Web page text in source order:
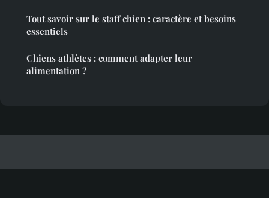
Tout savoir sur le staff chien : caractère et besoins
essentiels
Chiens athlètes : comment adapter leur
alimentation ?
Bestionet